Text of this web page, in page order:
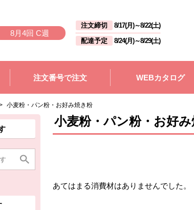
8月4回 C週
注文締切 8/17(月)～8/22(土)
配達予定
8/24(月)～8/29(土)
注文番号で注文 WEBカタログ
小麦粉・パン粉・お好み焼き粉
ーです。
で。
ーです。
で。 小麦粉・パン粉・お好
あてはまる消費材はありませんでした。